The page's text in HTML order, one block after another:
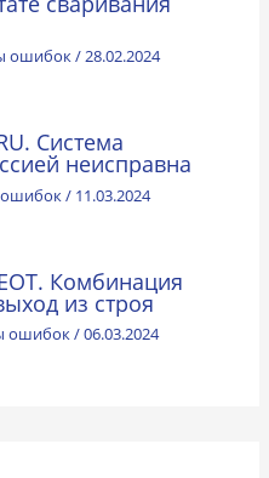
ошибок/28.02.2024
Система
неисправна
/ 11.03.2024
Комбинация
из строя
ошибок/06.03.2024